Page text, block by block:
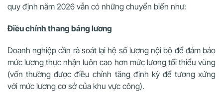
quy định năm 2026 vẫn có những chuyển biến như:
Điều chỉnh thang bảng lương
Doanh nghiệp cần rà soát lại hệ số lương nội bộ để đảm bảo
mức lương thực nhận luôn cao hơn mức lương tối thiểu vùng
(vốn thường được điều chỉnh tăng định kỳ để tương xứng
với mức lương cơ sở của khu vực công).